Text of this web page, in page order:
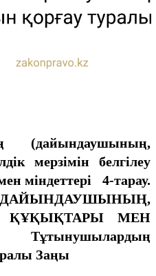
(дайындаушының,
мерзімін белгілеу
міндеттері
4-тарау.
ҚҰҚЫҚТАРЫ МЕН
Тұтынушылардың
Заңы